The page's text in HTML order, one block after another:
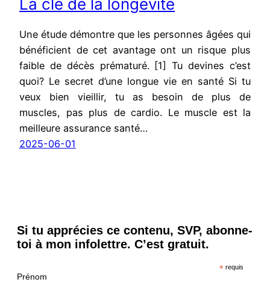
La clé de la longévité
Une étude démontre que les personnes âgées qui
bénéficient de cet avantage ont un risque plus
faible de décès prématuré. [1] Tu devines c’est
quoi? Le secret d’une longue vie en santé Si tu
veux bien vieillir, tu as besoin de plus de
muscles, pas plus de cardio. Le muscle est la
meilleure assurance santé…
2025-06-01
Si tu apprécies ce contenu, SVP, abonne-
toi à mon infolettre. C’est gratuit.
* requis
Prénom